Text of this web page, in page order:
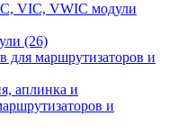
VIC, VWIC модули
(26)
для маршрутизаторов и
аплинка и
и